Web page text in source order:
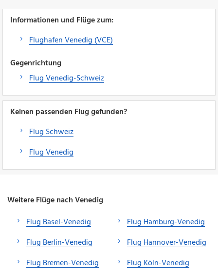
Informationen und Flüge zum:
Flughafen Venedig (VCE)
Gegenrichtung
Flug Venedig-Schweiz
Keinen passenden Flug gefunden?
Flug Schweiz
Flug Venedig
Weitere Flüge nach Venedig
Flug Basel-Venedig
Flug Berlin-Venedig
Flug Bremen-Venedig
Flug Hamburg-Venedig
Flug Hannover-Venedig
Flug Köln-Venedig